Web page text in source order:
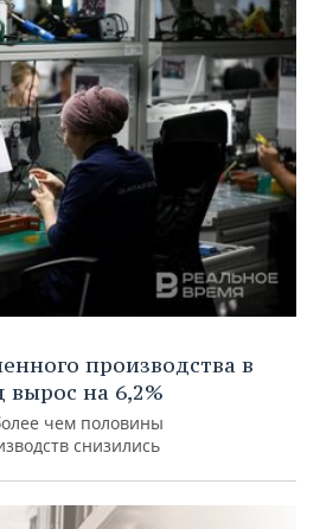
производства в
вырос на 6,2%
чем половины
снизились